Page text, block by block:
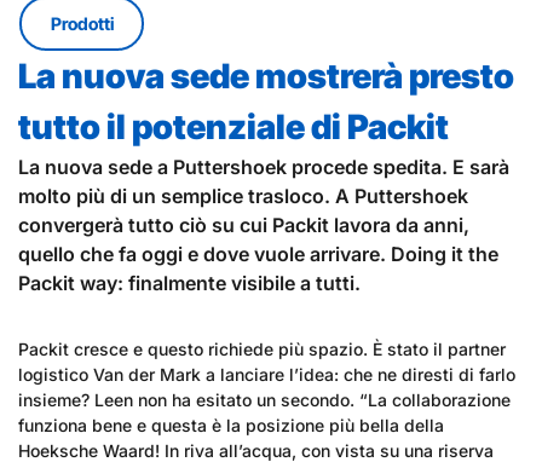
Prodotti
La nuova sede mostrerà presto
tutto il potenziale di Packit
La nuova sede a Puttershoek procede spedita. E sarà
molto più di un semplice trasloco. A Puttershoek
convergerà tutto ciò su cui Packit lavora da anni,
quello che fa oggi e dove vuole arrivare. Doing it the
Packit way: finalmente visibile a tutti.
Packit cresce e questo richiede più spazio. È stato il partner
logistico Van der Mark a lanciare l’idea: che ne diresti di farlo
insieme? Leen non ha esitato un secondo. “La collaborazione
funziona bene e questa è la posizione più bella della
Hoeksche Waard! In riva all’acqua, con vista su una riserva